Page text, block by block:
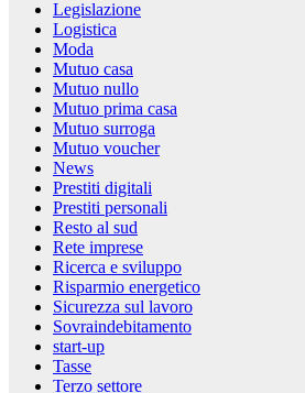
Legislazione
Logistica
Moda
Mutuo casa
Mutuo nullo
Mutuo prima casa
Mutuo surroga
Mutuo voucher
News
Prestiti digitali
Prestiti personali
Resto al sud
Rete imprese
Ricerca e sviluppo
Risparmio energetico
Sicurezza sul lavoro
Sovraindebitamento
start-up
Tasse
Terzo settore